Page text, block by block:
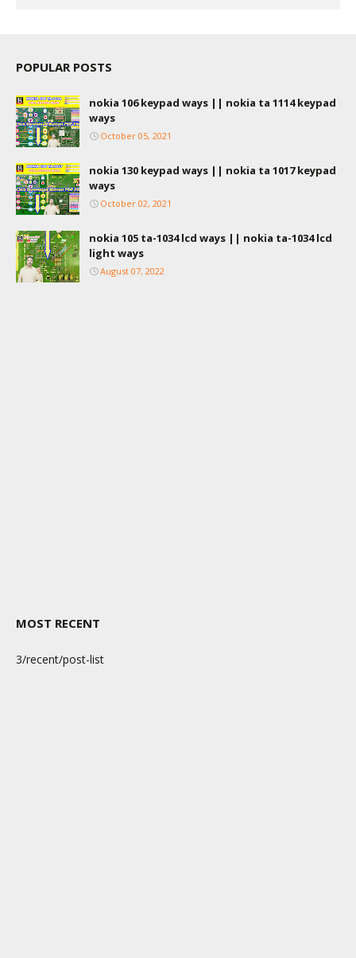
POPULAR POSTS
nokia 106 keypad ways || nokia ta 1114 keypad
ways
October 05, 2021
nokia 130 keypad ways || nokia ta 1017 keypad
ways
October 02, 2021
nokia 105 ta-1034 lcd ways || nokia ta-1034 lcd
light ways
August 07, 2022
MOST RECENT
3/recent/post-list